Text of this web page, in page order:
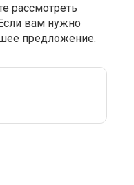
рассмотреть
вам нужно
предложение.